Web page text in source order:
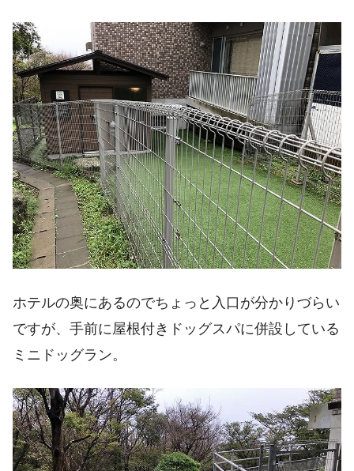
ホテルの奥にあるのでちょっと入口が分かりづらい
ですが、手前に屋根付きドッグスパに併設している
ミニドッグラン。